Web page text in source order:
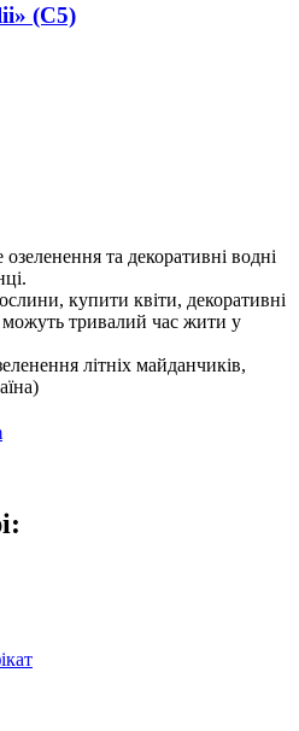
(С5)
та декоративні водні
купити квіти, декоративні
тривалий час жити у
літніх майданчиків,